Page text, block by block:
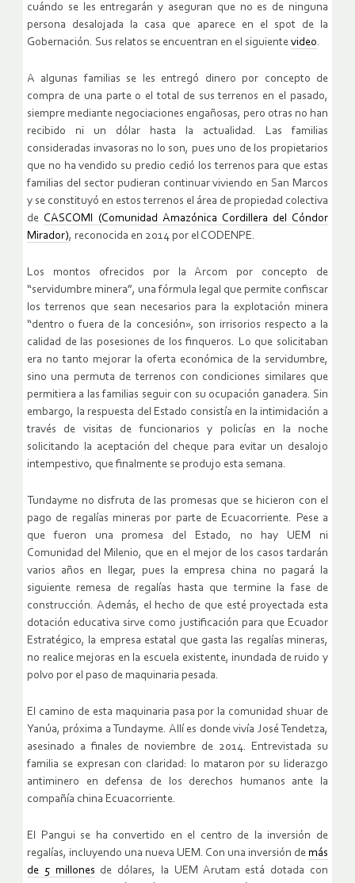
cuándo se les entregarán y aseguran que no es de ninguna
persona desalojada la casa que aparece en el spot de la
Gobernación. Sus relatos se encuentran en el siguiente video.
A algunas familias se les entregó dinero por concepto de
compra de una parte o el total de sus terrenos en el pasado,
siempre mediante negociaciones engañosas, pero otras no han
recibido ni un dólar hasta la actualidad. Las familias
consideradas invasoras no lo son, pues uno de los propietarios
que no ha vendido su predio cedió los terrenos para que estas
familias del sector pudieran continuar viviendo en San Marcos
y se constituyó en estos terrenos el área de propiedad colectiva
de CASCOMI (Comunidad Amazónica Cordillera del Cóndor
Mirador), reconocida en 2014 por el CODENPE.
Los montos ofrecidos por la Arcom por concepto de
“servidumbre minera”, una fórmula legal que permite confiscar
los terrenos que sean necesarios para la explotación minera
“dentro o fuera de la concesión», son irrisorios respecto a la
calidad de las posesiones de los finqueros. Lo que solicitaban
era no tanto mejorar la oferta económica de la servidumbre,
sino una permuta de terrenos con condiciones similares que
permitiera a las familias seguir con su ocupación ganadera. Sin
embargo, la respuesta del Estado consistía en la intimidación a
través de visitas de funcionarios y policías en la noche
solicitando la aceptación del cheque para evitar un desalojo
intempestivo, que finalmente se produjo esta semana.
Tundayme no disfruta de las promesas que se hicieron con el
pago de regalías mineras por parte de Ecuacorriente. Pese a
que fueron una promesa del Estado, no hay UEM ni
Comunidad del Milenio, que en el mejor de los casos tardarán
varios años en llegar, pues la empresa china no pagará la
siguiente remesa de regalías hasta que termine la fase de
construcción. Además, el hecho de que esté proyectada esta
dotación educativa sirve como justificación para que Ecuador
Estratégico, la empresa estatal que gasta las regalías mineras,
no realice mejoras en la escuela existente, inundada de ruido y
polvo por el paso de maquinaria pesada.
El camino de esta maquinaria pasa por la comunidad shuar de
Yanúa, próxima a Tundayme. Allí es donde vivía José Tendetza,
asesinado a finales de noviembre de 2014. Entrevistada su
familia se expresan con claridad: lo mataron por su liderazgo
antiminero en defensa de los derechos humanos ante la
compañía china Ecuacorriente.
El Pangui se ha convertido en el centro de la inversión de
regalías, incluyendo una nueva UEM. Con una inversión de más
de 5 millones de dólares, la UEM Arutam está dotada con